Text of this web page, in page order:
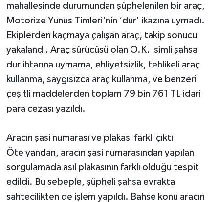
mahallesinde durumundan şüphelenilen bir araç,
Motorize Yunus Timleri'nin ‘dur' ikazına uymadı.
Ekiplerden kaçmaya çalışan araç, takip sonucu
yakalandı. Araç sürücüsü olan O.K. isimli şahsa
dur ihtarına uymama, ehliyetsizlik, tehlikeli araç
kullanma, saygısızca araç kullanma, ve benzeri
çeşitli maddelerden toplam 79 bin 761 TL idari
para cezası yazıldı.
Aracın şasi numarası ve plakası farklı çıktı
Öte yandan, aracın şasi numarasından yapılan
sorgulamada asıl plakasının farklı olduğu tespit
edildi. Bu sebeple, şüpheli şahsa evrakta
sahtecilikten de işlem yapıldı. Bahse konu aracın
Yurttan